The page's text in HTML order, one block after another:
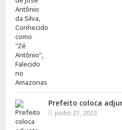
Prefeito coloca
junho 21, 2023